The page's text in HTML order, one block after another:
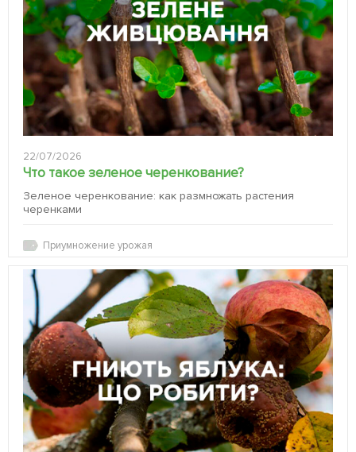
22/07/2026
Что такое зеленое черенкование?
Зеленое черенкование: как размножать растения
черенками
Приумножение урожая